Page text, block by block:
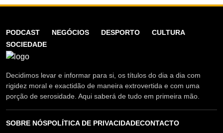
PODCAST NEGÓCIOS DESPORTO
CULTURA
SOCIEDADE
Decidimos levar e informar para si, os títulos do dia a dia com
rigidez moral e exactidão de maneira extrovertida e com uma
porção de serosidade. Aqui saberá de tudo em primeira mão.
SOBRE NÓSPOLÍTICA DE PRIVACIDADECONTACTO